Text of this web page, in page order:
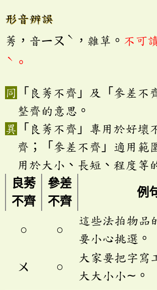
形音辨誤
莠，音ㄧㄡ ˋ ，雜草。 不可
ˋ 。
「良莠不齊」及「參差不
整齊的意思。
「良莠不齊」專用於好壞
齊；「參差不齊」適用範
用於大小、長短、程度等
良莠
不齊
參差
不齊
例
○ ○
這些法拍物品
要小心挑選。
ㄨ ○
大家要把字寫
大大小小∼。